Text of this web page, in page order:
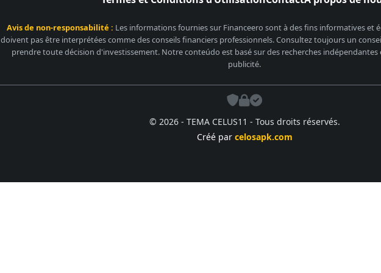
Avis de non-responsabilité : Les informations fournies sur Financeero sont à des fins informatives et
doivent pas être interprétées comme des conseils financiers professionnels. Consultez toujours un
prendre toute décision d'investissement. Notre conteúdo est basé sur des recherches indépendantes
publicité.
© 2026 - TEMA CELUS11 - Tous droits réservés.
Créé par celosapk.com